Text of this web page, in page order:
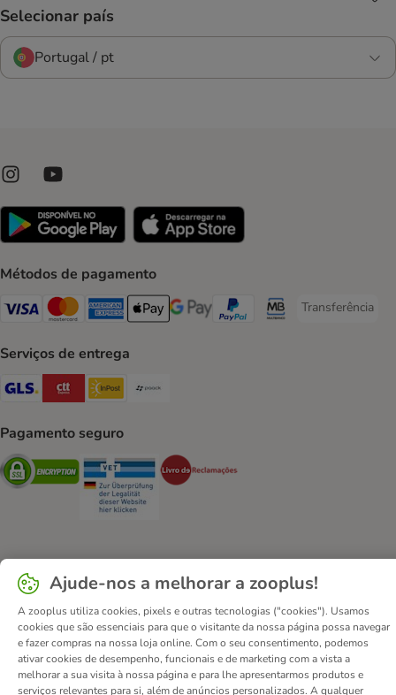
Selecionar país
Portugal / pt
Métodos de pagamento
Visa Payment Method
Mastercard Payment Method
American Express Payment Method
Apple Pay Payment Method
Google Pay Payment Method
PayPal Payment Method
Multibanco Payment
Transferência
Transferência
Serviços de entrega
GLS Shipping Method
CTTExpress Shipping Method
InPost Shipping Method
Pagamento seguro
Security Security
Contactos Custos de envio
Aviso legal
Condições gerais de utilização
Formulário de retratação
Métodos de pagamento
Quem somos DSA
Emprego
Política de privacidade
Website Corporativo
Declaração de acessibilidade
Ajude-nos a melhorar a zooplus!
A zooplus utiliza cookies, pixels e outras tecnologias ("cookies"). Usamos
cookies que são essenciais para que o visitante da nossa página possa navegar
e fazer compras na nossa loja online. Com o seu consentimento, podemos
ativar cookies de desempenho, funcionais e de marketing com a vista a
melhorar a sua visita à nossa página e para lhe apresentarmos produtos e
serviços relevantes para si, além de anúncios personalizados. A qualquer